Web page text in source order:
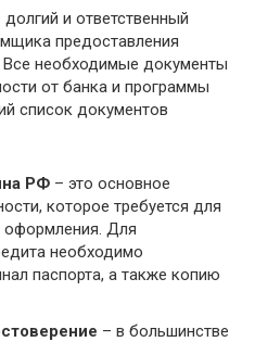
и ответственный
предоставления
необходимые документы
от банка и программы
список документов
РФ – это основное
которое требуется для
оформления. Для
необходимо
паспорта, а также копию
– в большинстве